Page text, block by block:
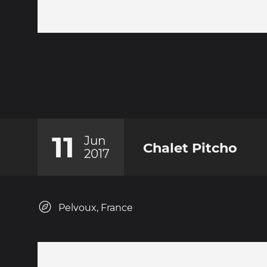
11
Jun
2017
Chalet Pitcho
Pelvoux, France